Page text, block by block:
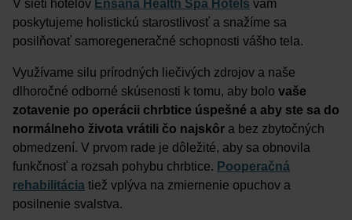
V sieti hotelov Ensana Health Spa Hotels vám
poskytujeme holistickú starostlivosť a snažíme sa
posilňovať samoregeneračné schopnosti vášho tela.
Využívame silu prírodných liečivých zdrojov a naše
dlhoročné odborné skúsenosti k tomu, aby bolo vaše
zotavenie po operácii chrbtice úspešné a aby ste sa do
normálneho života vrátili čo najskôr a bez zbytočných
obmedzení. V prvom rade je dôležité, aby sa obnovila
funkčnosť a rozsah pohybu chrbtice. Pooperačná
rehabilitácia tiež vplýva na zmiernenie opuchov a
posilnenie svalstva.